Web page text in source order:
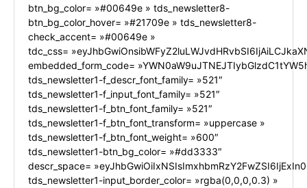
btn_bg_color= »#00649e » tds_newsletter8-
btn_bg_color_hover= »#21709e » tds_newsletter8-
check_accent= »#00649e »
tdc_css=
embedded_form_code=
tds_newsletter1-f_descr_font_family= »521″
tds_newsletter1-f_input_font_family= »521″
tds_newsletter1-f_btn_font_family= »521″
tds_newsletter1-f_btn_font_transform= »uppercase »
tds_newsletter1-f_btn_font_weight= »600″
tds_newsletter1-btn_bg_color= »#dd3333″
descr_space=
tds_newsletter1-input_border_color= »rgba(0,0,0,0.3) »